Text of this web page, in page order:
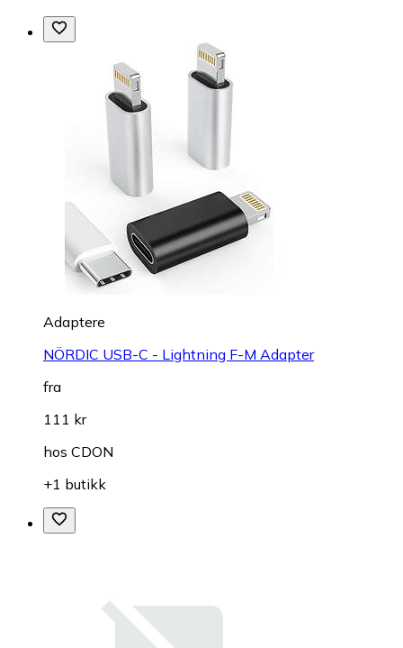
Adaptere
NÖRDIC USB-C - Lightning F-M Adapter
fra
111 kr
hos CDON
+1 butikk